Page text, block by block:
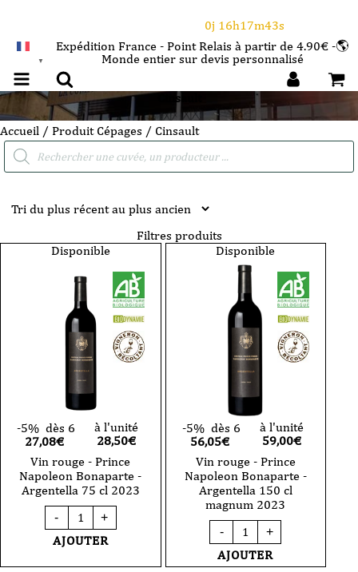
0j 16h17m43s
▼
Expédition France - Point Relais à partir de 4.90€ -🌎
Monde entier sur devis personnalisé
Cinsault
Accueil / Produit Cépages / Cinsault
Recherche
Filtres produits
Disponible
-5% dès 6
27,08€
à l'unité
28,50€
Vin rouge - Prince
Napoleon Bonaparte -
Argentella 75 cl 2023
-
quantité
de
Vin
rouge
+
AJOUTER
Disponible
-5% dès 6
56,05€
à l'unité
59,00€
Vin rouge - Prince
Napoleon Bonaparte -
Argentella 150 cl
magnum 2023
-
quantité
de
Vin
rouge
+
AJOUTER